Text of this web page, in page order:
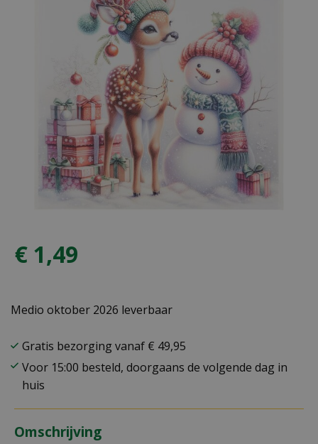
€ 1,49
Medio oktober 2026 leverbaar
Gratis bezorging vanaf € 49,95
Voor 15:00 besteld, doorgaans de volgende dag in
huis
Omschrijving